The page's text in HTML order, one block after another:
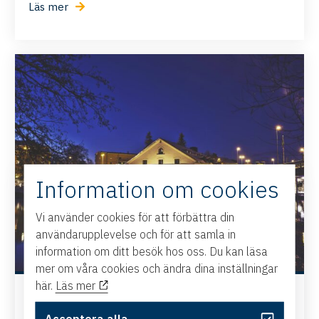
Läs mer
Jul på Stångs Magasin
Information om cookies
Vi använder cookies för att förbättra din
användarupplevelse och för att samla in
information om ditt besök hos oss. Du kan läsa
mer om våra cookies och ändra dina inställningar
här. Läs mer